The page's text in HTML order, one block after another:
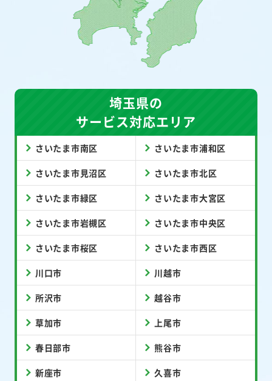
埼玉県の
サービス対応エリア
さいたま市南区 さいたま市浦和区
さいたま市見沼区 さいたま市北区
さいたま市緑区 さいたま市大宮区
さいたま市岩槻区 さいたま市中央区
さいたま市桜区 さいたま市西区
川口市 川越市
所沢市 越谷市
草加市 上尾市
春日部市 熊谷市
新座市 久喜市